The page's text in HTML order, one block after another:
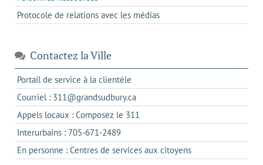
Protocole de relations avec les médias
Contactez la Ville
Portail de service à la clientèle
dans
un
nouvel
Courriel : 311@grandsudbury.cas'ouvre
dans
votre
de
messagerie
Appels locaux : Composez le 311
dans
un
client
Interurbains : 705-671-2489s'ouvre
dans
un
En personne : Centres de services aux citoyenss'ouvre
dans